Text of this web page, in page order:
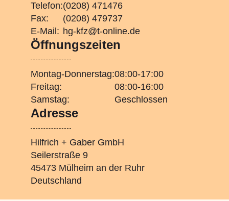
Telefon:
Fax:
E-Mail:
(0208) 471476
(0208) 479737
hg-kfz@t-online.de
Öffnungszeiten
Montag-Donnerstag:
Freitag:
Samstag:
08:00-17:00
08:00-16:00
Geschlossen
Adresse
Hilfrich + Gaber GmbH
Seilerstraße 9
45473 Mülheim an der Ruhr
Deutschland